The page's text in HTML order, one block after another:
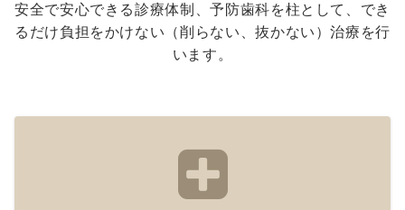
安全で安心できる診療体制、予防歯科を柱として、でき
るだけ負担をかけない（削らない、抜かない）治療を行
います。